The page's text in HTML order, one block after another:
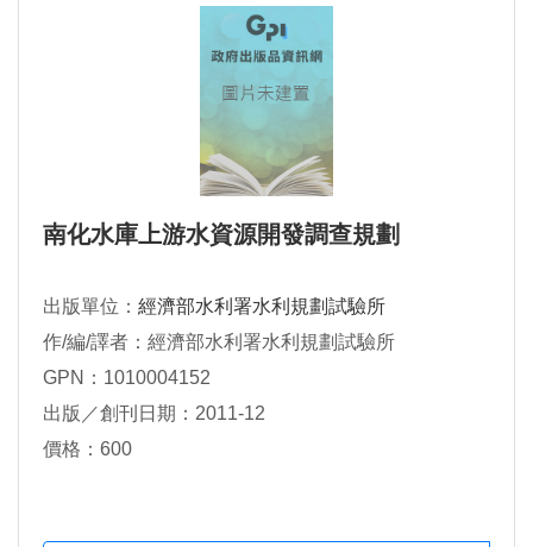
南化水庫上游水資源開發調查規劃
出版單位： 經濟部水利署水利規劃試驗所
作/編/譯者：經濟部水利署水利規劃試驗所
GPN：1010004152
出版／創刊日期：2011-12
價格：600